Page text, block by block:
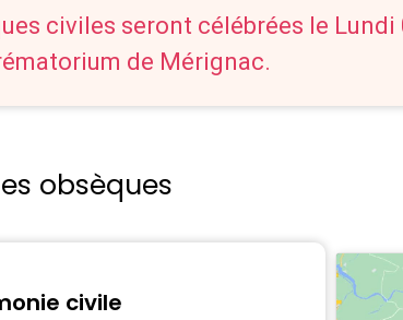
civiles seront célébrées le Lundi
de Mérignac.
obsèques
civile